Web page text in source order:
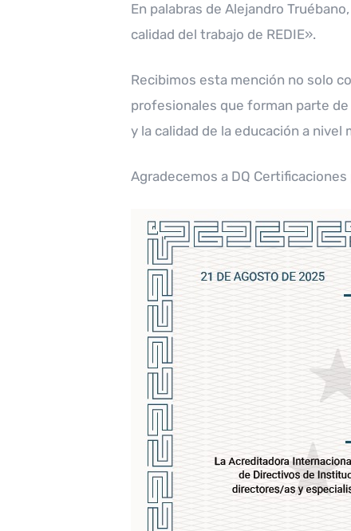
En palabras de Alejandro
calidad del trabajo de REDIE».
Recibimos esta mención no solo
profesionales que forman parte
y la calidad de la educación a
Agradecemos a DQ